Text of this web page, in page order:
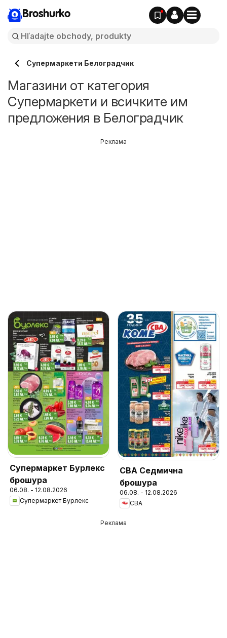
Broshurko
Супермаркети Белоградчик
Магазини от категория
Супермаркети и всичките им
предложения в Белоградчик
Супермаркет Бурлекс
брошура
06.08. - 12.08.2026
Супермаркет Бурлекс
CBA Седмична
брошура
06.08. - 12.08.2026
CBA
Реклама
Реклама